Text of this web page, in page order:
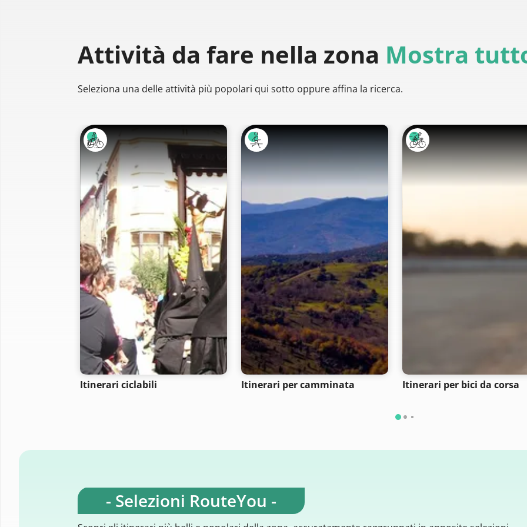
Attività da fare nella zona Mostra
Seleziona una delle attività più popolari qui sotto oppure affina la ricerca.
Itinerari ciclabili Itinerari per camminata Itinerari per bici da corsa
- Selezioni RouteYou -